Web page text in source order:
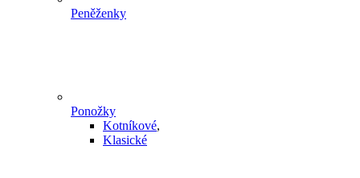
Peněženky
Ponožky
Kotníkové,
Klasické